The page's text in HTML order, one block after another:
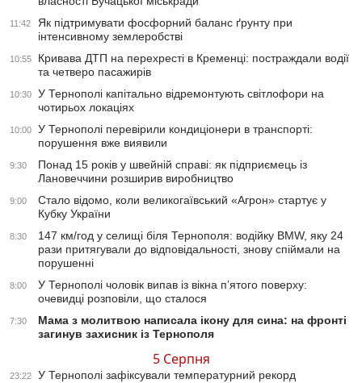
11:42
Як підтримувати фосфорний баланс ґрунту при
інтенсивному землеробстві
10:55
Кривава ДТП на перехресті в Кременці: постраждали водії
та четверо пасажирів
10:30
У Тернополі капітально відремонтують світлофори на
чотирьох локаціях
10:00
У Тернополі перевірили кондиціонери в транспорті:
порушення вже виявили
9:30
Понад 15 років у швейній справі: як підприємець із
Лановеччини розширив виробництво
9:00
Стало відомо, коли великогаївський «Агрон» стартує у
Кубку України
8:30
147 км/год у селищі біля Тернополя: водійку BMW, яку 24
рази притягували до відповідальності, знову спіймали на
порушенні
8:00
У Тернополі чоловік випав із вікна п’ятого поверху:
очевидці розповіли, що сталося
7:30
Мама з молитвою написала ікону для сина: на фронті
загинув захисник із Тернополя
5 Серпня
23:22 У Тернополі зафіксували температурний рекорд